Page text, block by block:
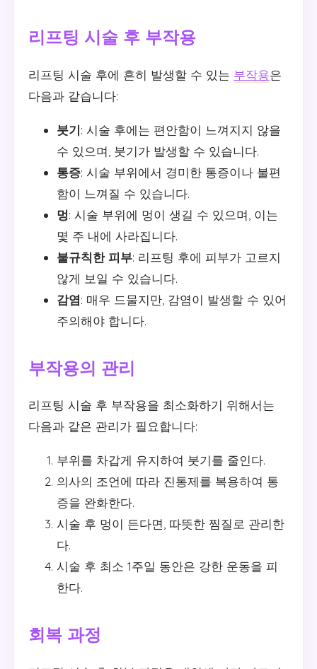
리프팅 시술 후 부작용
리프팅 시술 후에 흔히 발생할 수 있는 부작용은
다음과 같습니다:
붓기: 시술 후에는 편안함이 느껴지지 않을
수 있으며, 붓기가 발생할 수 있습니다.
통증: 시술 부위에서 경미한 통증이나 불편
함이 느껴질 수 있습니다.
멍: 시술 부위에 멍이 생길 수 있으며, 이는
몇 주 내에 사라집니다.
불규칙한 피부: 리프팅 후에 피부가 고르지
않게 보일 수 있습니다.
감염: 매우 드물지만, 감염이 발생할 수 있어
주의해야 합니다.
부작용의 관리
리프팅 시술 후 부작용을 최소화하기 위해서는
다음과 같은 관리가 필요합니다:
부위를 차갑게 유지하여 붓기를 줄인다.
의사의 조언에 따라 진통제를 복용하여 통
증을 완화한다.
시술 후 멍이 든다면, 따뜻한 찜질로 관리한
다.
시술 후 최소 1주일 동안은 강한 운동을 피
한다.
회복 과정